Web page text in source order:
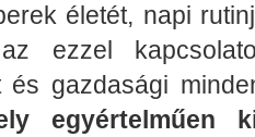
életét, napi
ezzel
és gazdasági
egyértelműen